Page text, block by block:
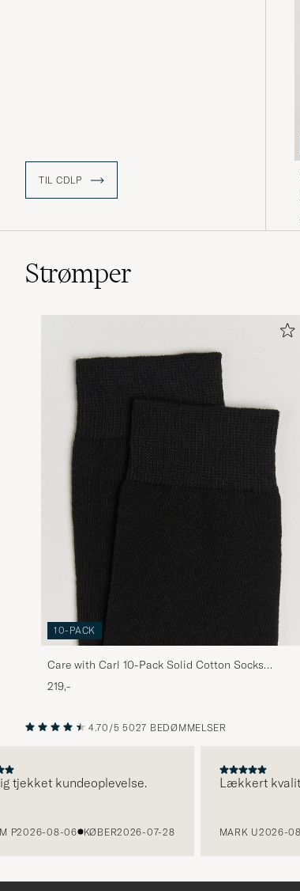
TIL CDLP
Strømper
10-PACK
Care with Carl 10-Pack Solid Cotton Socks
BLACK
219,-
FORRIGE
4.70/5 5027 BEDØMMELSER
kundeoplevelse.
08-06 KØBER2026-07-28
Lækkert kvalitet
MARK U2026-08-05